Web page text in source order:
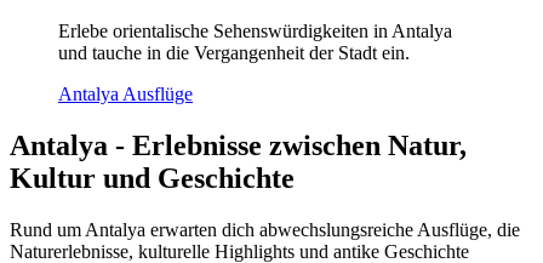
Erlebe orientalische Sehenswürdigkeiten in Antalya
und tauche in die Vergangenheit der Stadt ein.
Antalya Ausflüge
Antalya - Erlebnisse zwischen Natur,
Kultur und Geschichte
Rund um Antalya erwarten dich abwechslungsreiche Ausflüge, die
Naturerlebnisse, kulturelle Highlights und antike Geschichte